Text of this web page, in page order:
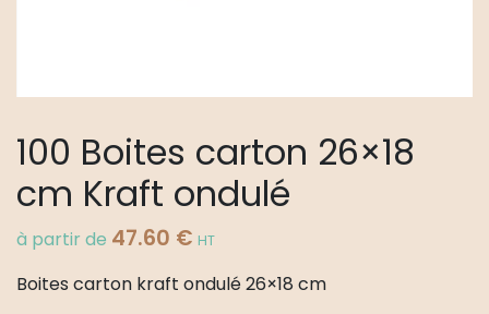
100 Boites carton 26×18
cm Kraft ondulé
à partir de 47.60 € HT
Boites carton kraft ondulé 26×18 cm